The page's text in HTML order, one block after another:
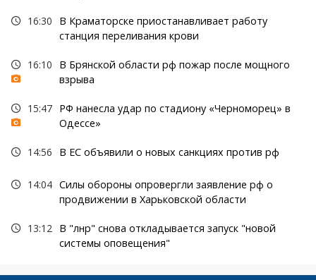
16:30
В Краматорске приостанавливает работу
станция переливания крови
16:10
В Брянской области рф пожар после мощного
взрыва
15:47 РФ нанесла удар по стадиону «Черноморец» в
Одессе»
14:56 В ЕС объявили о новых санкциях против рф
14:04 Силы обороны опровергли заявление рф о
продвижении в Харьковской области
13:12 В "лнр" снова откладывается запуск "новой
системы оповещения"